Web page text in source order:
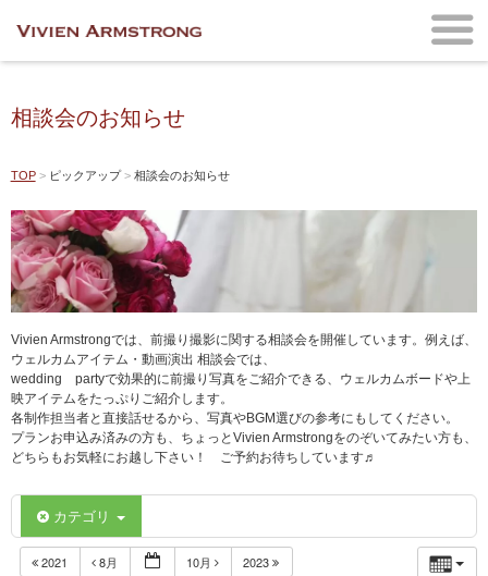
相談会のお知らせ
TOP ピックアップ 相談会のお知らせ
Vivien Armstrongでは、前撮り撮影に関する相談会を開催しています。例えば、
ウェルカムアイテム・動画演出 相談会では、
wedding partyで効果的に前撮り写真をご紹介できる、ウェルカムボードや上
映アイテムをたっぷりご紹介します。
各制作担当者と直接話せるから、写真やBGM選びの参考にもしてください。
プランお申込み済みの方も、ちょっとVivien Armstrongをのぞいてみたい方も、
どちらもお気軽にお越し下さい！ ご予約お待ちしています♬
カテゴリ
2021 8月 10月 2023